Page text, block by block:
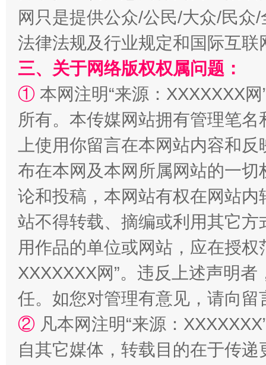
国家大学科技园优化重塑工作
扯下公款旅游的“隐身衣” 如何以
网只是提供公众/公民/大众/民
法律法规及行业规定和国际互
三、关于网络版权权属问题：
① 本网注明“来源：XXXXXXX
所有。本传媒网站拥有管理笔
上使用你留言在本网站内容和
布在本网及本网所属网站的一
论和投稿，本网站有权在网站
站不得转载、摘编或利用其它
用作品的单位或网站，应在授
XXXXXXX网”。违反上述声明
任。如您对管理有意见，请向
② 凡本网注明“来源：
自其它媒体，转载目的在于传